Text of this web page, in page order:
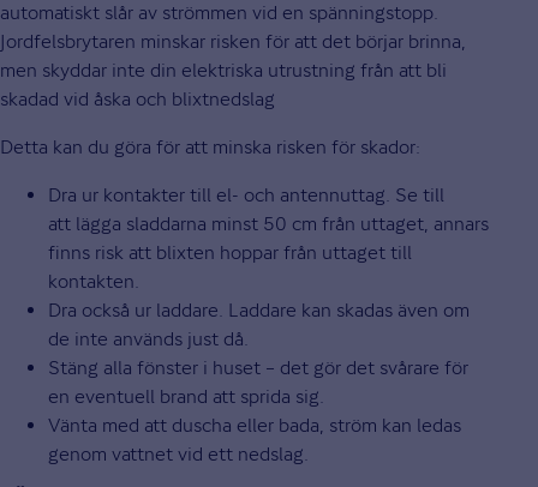
automatiskt slår av strömmen vid en spänningstopp.
Jordfelsbrytaren minskar risken för att det börjar brinna,
men skyddar inte din elektriska utrustning från att bli
skadad vid åska och blixtnedslag
Detta kan du göra för att minska risken för skador:
Dra ur kontakter till el- och antennuttag. Se till
att lägga sladdarna minst 50 cm från uttaget, annars
finns risk att blixten hoppar från uttaget till
kontakten.
Dra också ur laddare. Laddare kan skadas även om
de inte används just då.
Stäng alla fönster i huset – det gör det svårare för
en eventuell brand att sprida sig.
Vänta med att duscha eller bada, ström kan ledas
genom vattnet vid ett nedslag.